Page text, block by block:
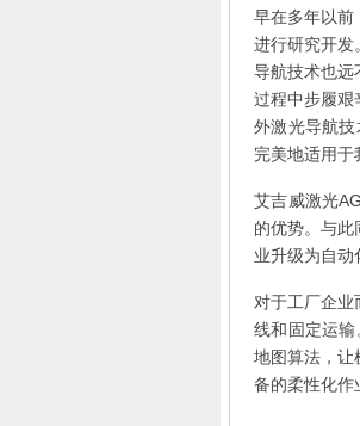
早在多年以前
进行研究开发
导航技术也远
过程中步履艰
外激光导航
完美地适用于
艾吉威激光
的优势。与
业升级为自动
对于工厂企
线和固定运
地图算法，让
备的柔性化作